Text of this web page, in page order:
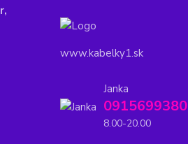
www.kabelky1.sk
Janka
0915699380
8.00-20.00